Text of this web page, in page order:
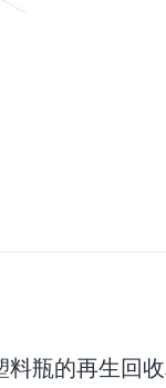
瓶的再生回